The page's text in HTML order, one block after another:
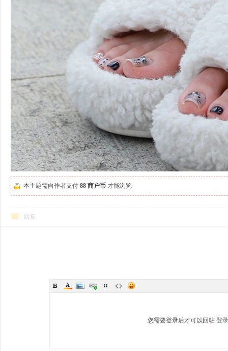
本主题需向作者支付 88 商户币 才能浏览
回复
您需要登录后才可以回帖 登录